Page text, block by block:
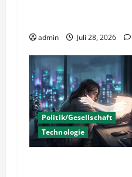
nadmin Juli 28, 2026
Politik/Gesellschaft
Technologie